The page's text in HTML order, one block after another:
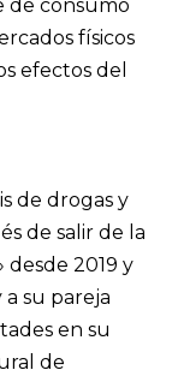
de consumo
físicos
efectos del
de drogas y
de salir de la
desde 2019 y
su pareja
en su
de